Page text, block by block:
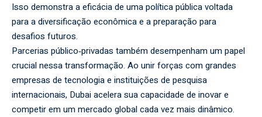
Isso demonstra a eficácia de uma política pública voltada
para a diversificação econômica e a preparação para
desafios futuros.
Parcerias público‑privadas também desempenham um papel
crucial nessa transformação. Ao unir forças com grandes
empresas de tecnologia e instituições de pesquisa
internacionais, Dubai acelera sua capacidade de inovar e
competir em um mercado global cada vez mais dinâmico.